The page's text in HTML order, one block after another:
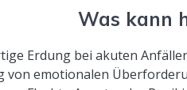
Was kann
Erdung bei akuten
von emotionalen